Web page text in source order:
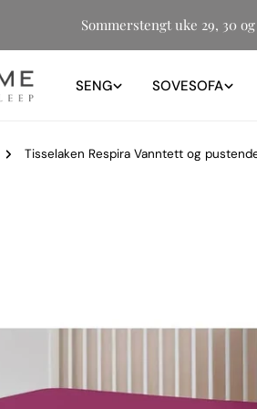
Sommerstengt uke 29,
SENG SOVESOFA
Tisselaken Respira Vanntett og